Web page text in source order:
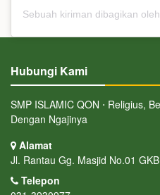
Hubungi Kami
SMP ISLAMIC QON ⋅ Religius,
Dengan Ngajinya
Alamat
Jl. Rantau Gg. Masjid No.01
Telepon